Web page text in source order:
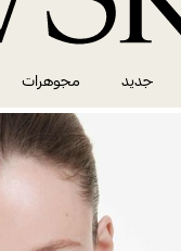
جديد مجوهرات